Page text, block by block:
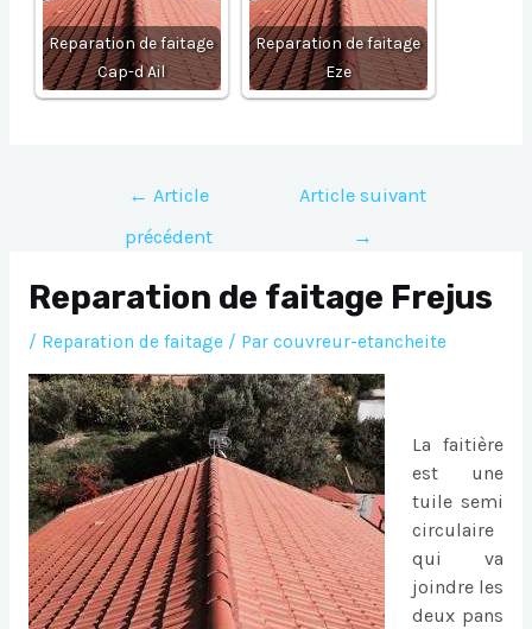
Reparation de faitage
Cap-d Ail
Reparation de faitage
Eze
Navigation
l’article
← Article
précédent
Article suivant
→
Reparation de faitage Frejus
/ Reparation de faitage/ Par couvreur-etancheite
La faitière
est une
tuile semi
circulaire
qui va
joindre les
deux pans